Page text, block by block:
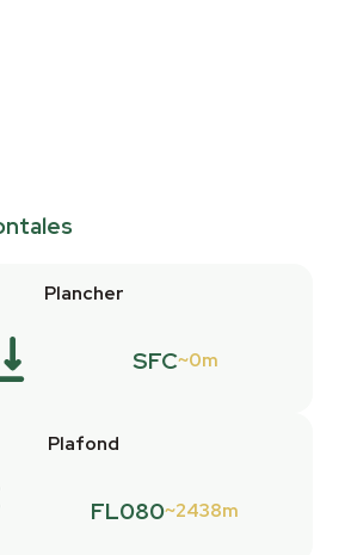
Plancher
SFC 0m
Plafond
FL080 2438m